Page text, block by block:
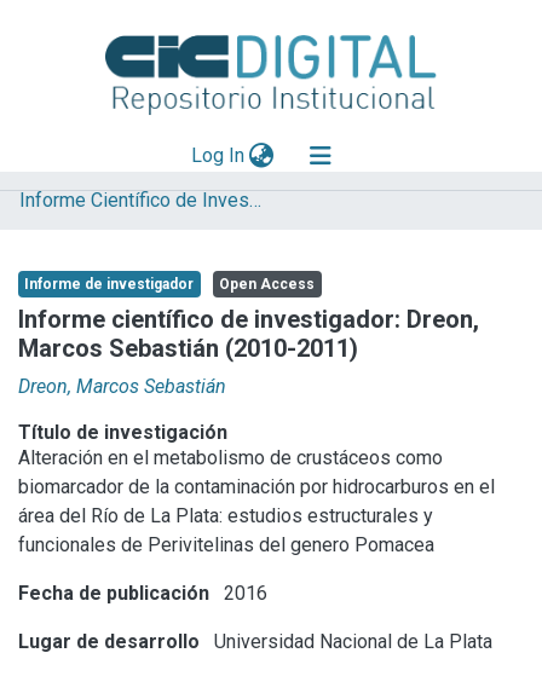
Log In(current)
Explorar
Aportar material
Statistics
Informe Científico de Investigador
Informe de investigador Open Access
Informe científico de investigador: Dreon,
Marcos Sebastián (2010-2011)
Dreon, Marcos Sebastián
Título de investigación
Alteración en el metabolismo de crustáceos como
biomarcador de la contaminación por hidrocarburos en el
área del Río de La Plata: estudios estructurales y
funcionales de Perivitelinas del genero Pomacea
Fecha de publicación 2016
Lugar de desarrollo Universidad Nacional de La Plata